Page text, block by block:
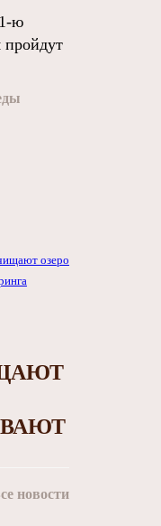
пройдут
новости